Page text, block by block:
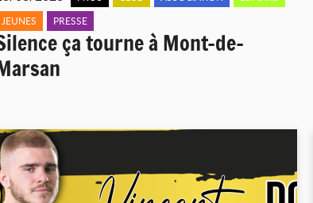
JEUNES
PRESSE
ça tourne à Mont-de-